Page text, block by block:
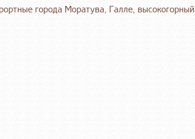
города Моратува, Галле, высокогорный